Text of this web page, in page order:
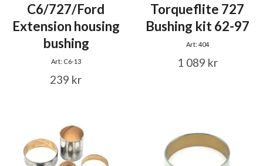
C6/727/Ford
Extension housing
bushing
Art: C6-13
239 kr
Torqueflite 727
Bushing kit 62-97
Art: 404
1 089 kr